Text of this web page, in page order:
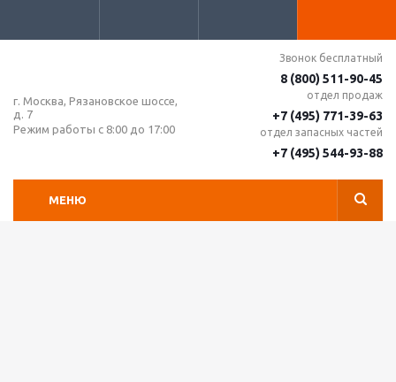
г. Москва, Рязановское шоссе,
д. 7
Режим работы с 8:00 до 17:00
Звонок бесплатный
8 (800) 511-90-45
отдел продаж
+7 (495) 771-39-63
отдел запасных частей
+7 (495) 544-93-88
МЕНЮ